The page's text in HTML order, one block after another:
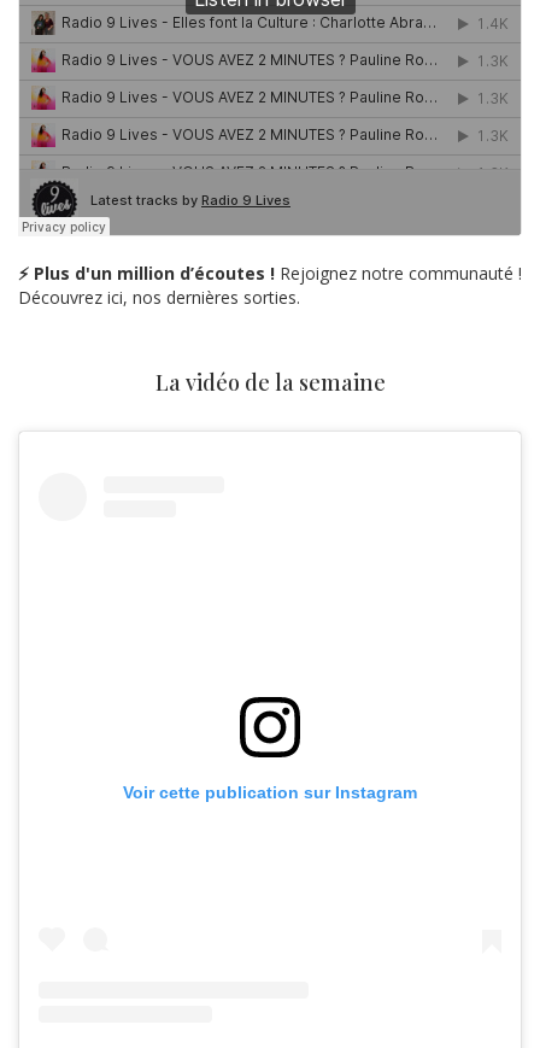
⚡ Plus d'un million d’écoutes ! Rejoignez notre communauté !
Découvrez ici, nos dernières sorties.
La vidéo de la semaine
Voir cette publication sur Instagram